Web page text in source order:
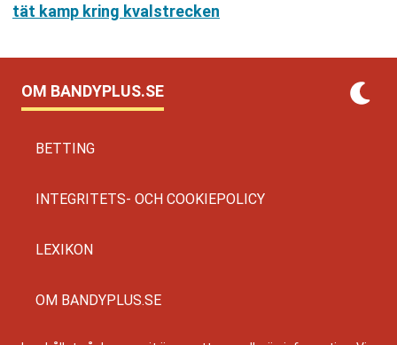
tät kamp kring kvalstrecken
OM BANDYPLUS.SE
BETTING
INTEGRITETS- OCH COOKIEPOLICY
LEXIKON
OM BANDYPLUS.SE